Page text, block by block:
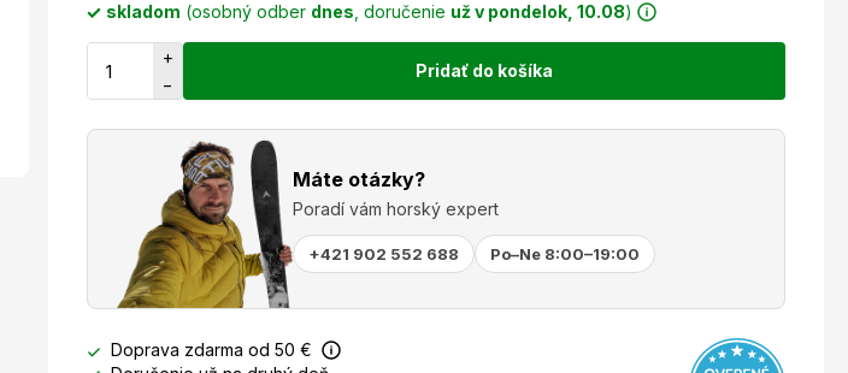
skladom (osobný odber dnes , doručenie už v pondelok, 10.08)
+
−
Pridať do košíka
Máte otázky?
Poradí vám horský expert
+421 902 552 688 Po–Ne 8:00–19:00
Doprava zdarma od 50 €